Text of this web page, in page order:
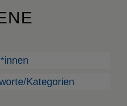
Kategorien